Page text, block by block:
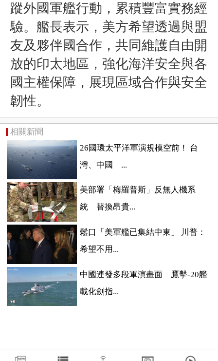
蹤外國軍艦行動，累積豐富實務經
驗。艦長表示，美方希望透過與盟
友及夥伴國合作，共同維護自由開
放的印太地區，強化海洋安全與各
國主權保障，展現區域合作與安全
韌性。
相關新聞
26國環太平洋軍演規模空前！ 台
灣、中國「...
美部署「梅羅普斯」反無人機系
統 替換昂貴...
鬆口「美軍艦已集結中東」 川普：
希望不用...
中國連發多段軍演畫面 鷹擊-20艦
載化劍指...